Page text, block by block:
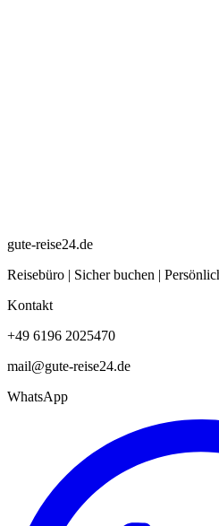
gute-reise24.de
Reisebüro | Sicher buchen |
Kontakt
+49 6196 2025470
mail@gute-reise24.de
WhatsApp